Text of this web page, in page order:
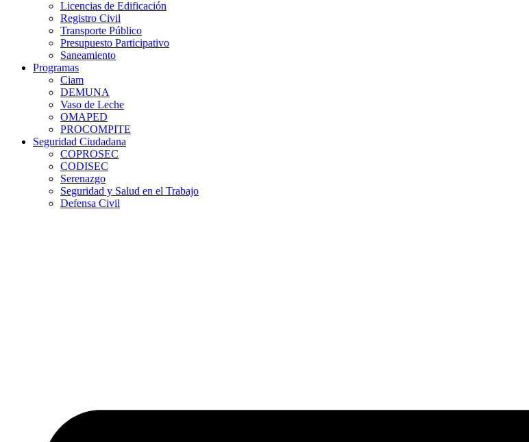
Licencias de Edificación
Registro Civil
Transporte Público
Presupuesto Participativo
Saneamiento
Programas
Ciam
DEMUNA
Vaso de Leche
OMAPED
PROCOMPITE
Seguridad Ciudadana
COPROSEC
CODISEC
Serenazgo
Seguridad y Salud en el Trabajo
Defensa Civil